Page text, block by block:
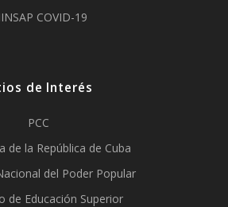
COVID-19
de Interés
PCC
de la República de Cuba
del Poder Popular
de Educación Superior